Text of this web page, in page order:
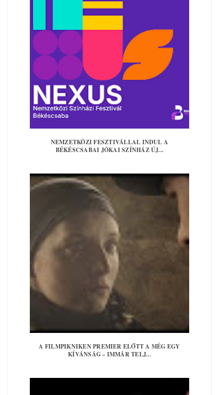
NEMZETKÖZI FESZTIVÁLLAL INDUL A
BÉKÉSCSABAI JÓKAI SZÍNHÁZ ÚJ...
A FILMPIKNIKEN PREMIER ELŐTT A MÉG EGY
KÍVÁNSÁG – IMMÁR TELJ...